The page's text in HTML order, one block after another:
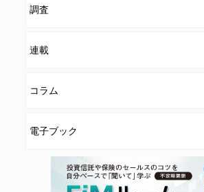
調査
連載
コラム
電子ブック